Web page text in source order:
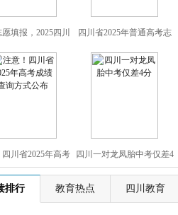
填报，2025四川
考生必看！
四川省2025年普通高考志
愿填报时间温馨提示
川省2025年高考
查询方式公布
四川一对龙凤胎中考仅差4
分
排行 教育热点 四川教育